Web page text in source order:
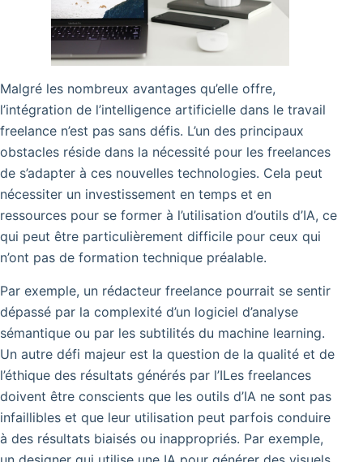
Malgré les nombreux avantages qu’elle offre,
l’intégration de l’intelligence artificielle dans le travail
freelance n’est pas sans défis. L’un des principaux
obstacles réside dans la nécessité pour les freelances
de s’adapter à ces nouvelles technologies. Cela peut
nécessiter un investissement en temps et en
ressources pour se former à l’utilisation d’outils d’IA, ce
qui peut être particulièrement difficile pour ceux qui
n’ont pas de formation technique préalable.
Par exemple, un rédacteur freelance pourrait se sentir
dépassé par la complexité d’un logiciel d’analyse
sémantique ou par les subtilités du machine learning.
Un autre défi majeur est la question de la qualité et de
l’éthique des résultats générés par l’ILes freelances
doivent être conscients que les outils d’IA ne sont pas
infaillibles et que leur utilisation peut parfois conduire
à des résultats biaisés ou inappropriés. Par exemple,